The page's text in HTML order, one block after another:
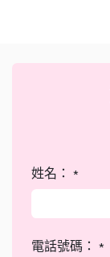
姓名： *
電話號碼： *